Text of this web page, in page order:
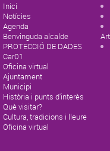
Inici
Notícies
Agenda
Benvinguda alcalde
PROTECCIÓ DE DADES
Car01
Oficina virtual
Ajuntament
Municipi
Història i punts d'interès
Què visitar?
Cultura, tradicions i lleure
Oficina virtual